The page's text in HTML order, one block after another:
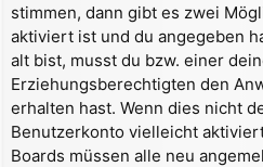
stimmen, dann gibt es zwei
aktiviert ist und du angegeben
alt bist, musst du bzw. einer
Erziehungsberechtigten den
erhalten hast. Wenn dies nicht
Benutzerkonto vielleicht
Boards müssen alle neu